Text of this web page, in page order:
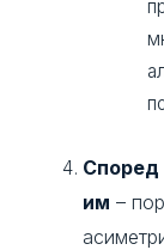
Според
им –